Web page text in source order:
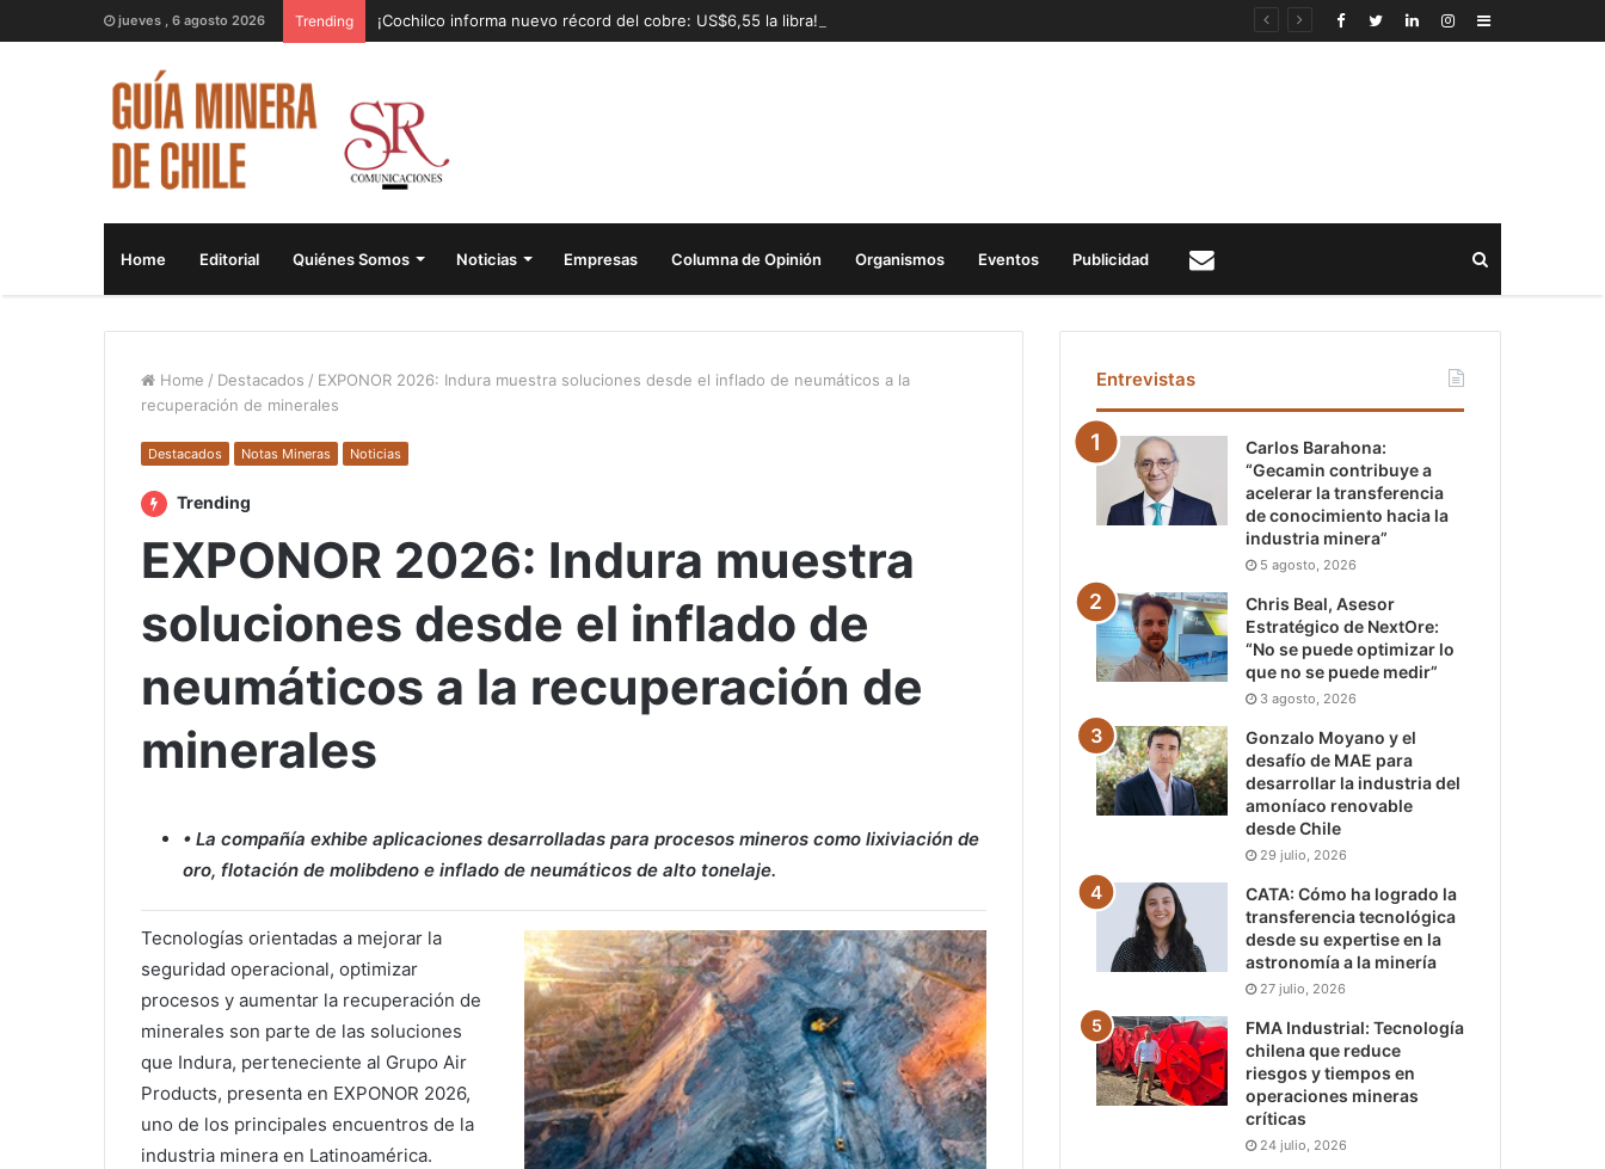
jueves , 6 agosto 2026 Trending ¡Cochilco informa nuevo récord del cobre: US$6,55 la libra! Sidebar
Home Editorial Quiénes Somos Noticias Empresas Columna de Opinión Organismos Eventos Publicidad
Home / Destacados / EXPONOR 2026: Indura muestra soluciones desde el inflado de neumáticos a la
recuperación de minerales
Destacados Notas Mineras Noticias
Trending
EXPONOR 2026: Indura muestra
soluciones desde el inflado de
neumáticos a la recuperación de
minerales
• La compañía exhibe aplicaciones desarrolladas para procesos mineros como lixiviación de
oro, flotación de molibdeno e inflado de neumáticos de alto tonelaje.
Tecnologías orientadas a mejorar la
seguridad operacional, optimizar
procesos y aumentar la recuperación de
minerales son parte de las soluciones
que Indura, perteneciente al Grupo Air
Products, presenta en EXPONOR 2026,
uno de los principales encuentros de la
industria minera en Latinoamérica.
Entrevistas
Carlos Barahona:
“Gecamin contribuye a
acelerar la transferencia
de conocimiento hacia la
industria minera”
5 agosto, 2026
Chris Beal, Asesor
Estratégico de NextOre:
“No se puede optimizar lo
que no se puede medir”
3 agosto, 2026
Gonzalo Moyano y el
desafío de MAE para
desarrollar la industria del
amoníaco renovable
desde Chile
29 julio, 2026
CATA: Cómo ha logrado la
transferencia tecnológica
desde su expertise en la
astronomía a la minería
27 julio, 2026
FMA Industrial: Tecnología
chilena que reduce
riesgos y tiempos en
operaciones mineras
críticas
24 julio, 2026